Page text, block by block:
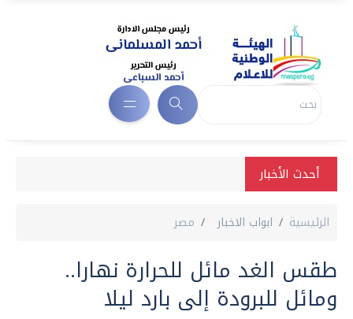
أحدث الأخبار
الرئيسية ابواب الاخبار مصر
طقس الغد مائل للحرارة نهارا..
ومائل للبرودة إلى بارد ليلا